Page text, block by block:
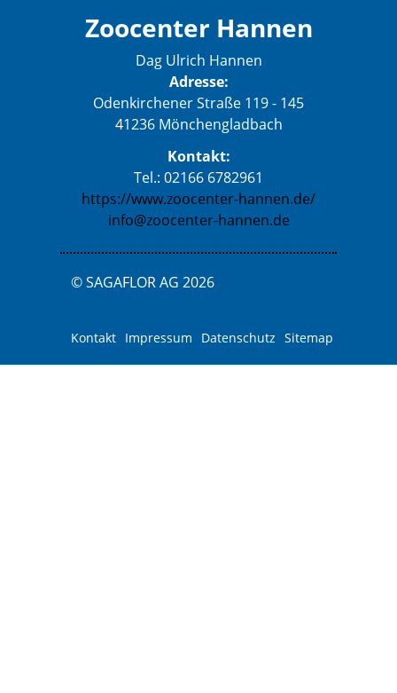
Zoocenter Hannen
Dag Ulrich Hannen
Adresse:
Odenkirchener Straße 119 - 145
41236 Mönchengladbach
Kontakt:
Tel.: 02166 6782961
https://www.zoocenter-hannen.de/
info@zoocenter-hannen.de
© SAGAFLOR AG 2026
Kontakt Impressum Datenschutz Sitemap